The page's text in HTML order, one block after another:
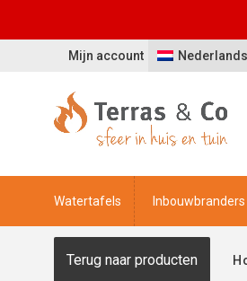
Nederlands
Mijn account
Watertafels Inbouwbranders
Terug naar producten